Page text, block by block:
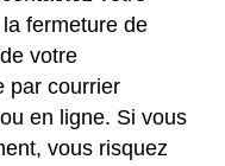
fermeture de
votre
par courrier
en ligne. Si vous
vous risquez